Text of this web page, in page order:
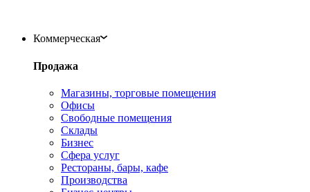
Коммерческая
Продажа
Магазины, торговые помещения
Офисы
Свободные помещения
Склады
Бизнес
Сфера услуг
Рестораны, бары, кафе
Производства